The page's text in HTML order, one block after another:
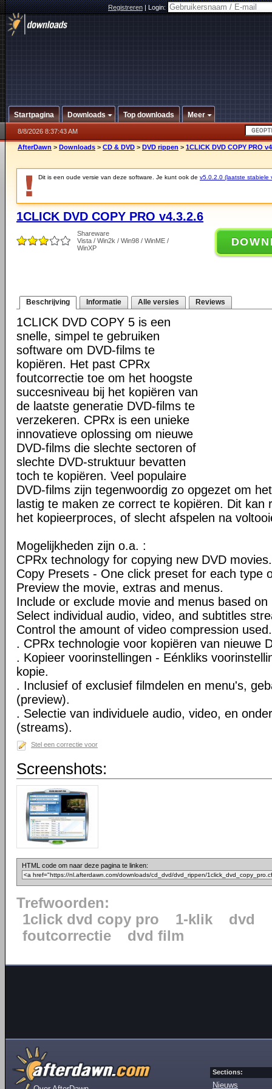
Registreren|Login:
Startpagina Downloads Top downloads Meer
8/8/2026 8:37:43 AM
AfterDawn > Downloads > CD & DVD > DVD rippen > 1CLICK DVD COPY PRO
Dit is een oude versie van deze software. Je kunt ook de v5.0.2.0 (laatste stabiele
1CLICK DVD COPY PRO v4.3.2.6
Shareware
Vista / Win2k / Win98 / WinME /
WinXP
Beschrijving Informatie Alle versies Reviews
1CLICK DVD COPY 5 is een
snelle, simpel te gebruiken
software om DVD-films te
kopiëren. Het past CPRx
foutcorrectie toe om het hoogste
succesniveau bij het kopiëren van
de laatste generatie DVD-films te
verzekeren. CPRx is een unieke
innovatieve oplossing om nieuwe
DVD-films die slechte sectoren of
slechte DVD-struktuur bevatten
toch te kopiëren. Veel populaire
DVD-films zijn tegenwoordig zo opgezet om
lastig te maken ze correct te kopiëren. Dit kan
het kopieerproces, of slecht afspelen na
Mogelijkheden zijn o.a. :
CPRx technology for copying new DVD movies.
Copy Presets - One click preset for each type
Preview the movie, extras and menus.
Include or exclude movie and menus based on
Select individual audio, video, and subtitles
Control the amount of video compression used.
. CPRx technologie voor kopiëren van nieuwe
. Kopieer voorinstellingen - Eénkliks
kopie.
. Inclusief of exclusief filmdelen en menu's,
(preview).
. Selectie van individuele audio, video, en
(streams).
Stel een correctie voor
Screenshots:
HTML code om naar deze pagina te linken:
Trefwoorden:
1click dvd copy pro
1-klik dvd
foutcorrectie
dvd film
Sections:
Nieuws